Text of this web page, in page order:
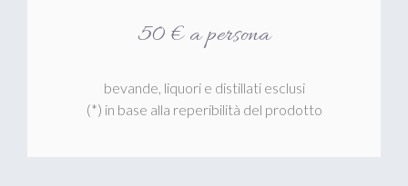
50 € a persona
bevande, liquori e distillati esclusi
(*) in base alla reperibilità del prodotto